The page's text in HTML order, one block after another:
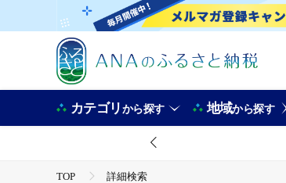
カテゴリから探す 地域から探す
TOP 詳細検索